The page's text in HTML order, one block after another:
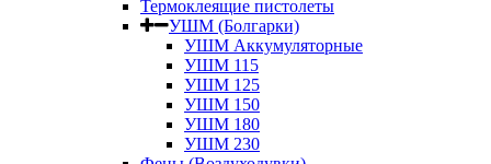
Термоклеящие пистолеты
УШМ (Болгарки)
УШМ Аккумуляторные
УШМ 115
УШМ 125
УШМ 150
УШМ 180
УШМ 230